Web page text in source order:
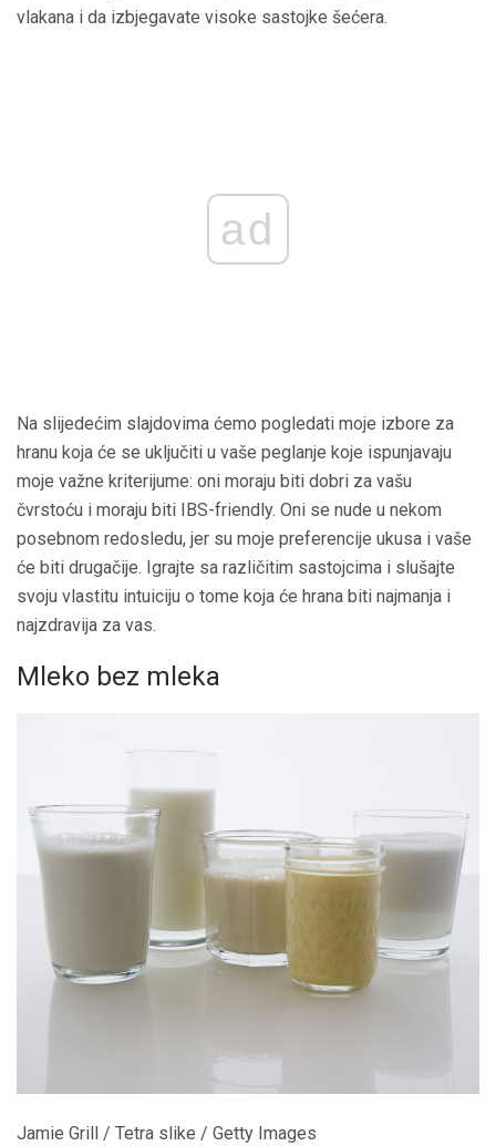
vlakana i da izbjegavate visoke sastojke šećera.
ad
Na slijedećim slajdovima ćemo pogledati moje izbore za
hranu koja će se uključiti u vaše peglanje koje ispunjavaju
moje važne kriterijume: oni moraju biti dobri za vašu
čvrstoću i moraju biti IBS-friendly. Oni se nude u nekom
posebnom redosledu, jer su moje preferencije ukusa i vaše
će biti drugačije. Igrajte sa različitim sastojcima i slušajte
svoju vlastitu intuiciju o tome koja će hrana biti najmanja i
najzdravija za vas.
Mleko bez mleka
Jamie Grill / Tetra slike / Getty Images